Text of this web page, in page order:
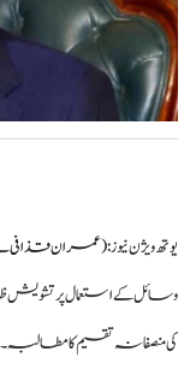
بلاول بھٹو کا آزاد کشمیر
ایران اور امریکہ کے درمیان
بقائی کا دعویٰ
وزیراعظم شہباز شریف
کی خدمات کو خراجِ
یوتھ ویژن نیوز :(عمران قذافی
وسائل کے استعمال پر تشویش
کی منصفانہ تقسیم کا مطالبہ۔